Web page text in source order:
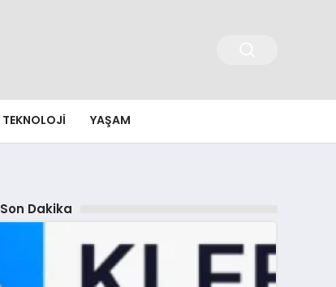
TEKNOLOJI YAŞAM
Son Dakika